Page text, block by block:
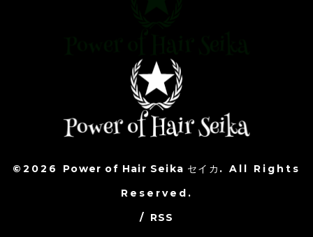
©2026 Power of Hair Seika セイカ . All Rights
Reserved.
/ RSS